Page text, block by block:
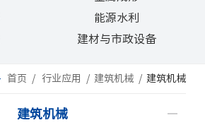
能源水利
建材与市政设备
首页 行业应用 建筑机械 建筑机械
建筑机械